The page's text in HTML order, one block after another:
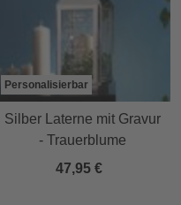
Personalisierbar
Silber Laterne mit Gravur
- Trauerblume
47,95 €